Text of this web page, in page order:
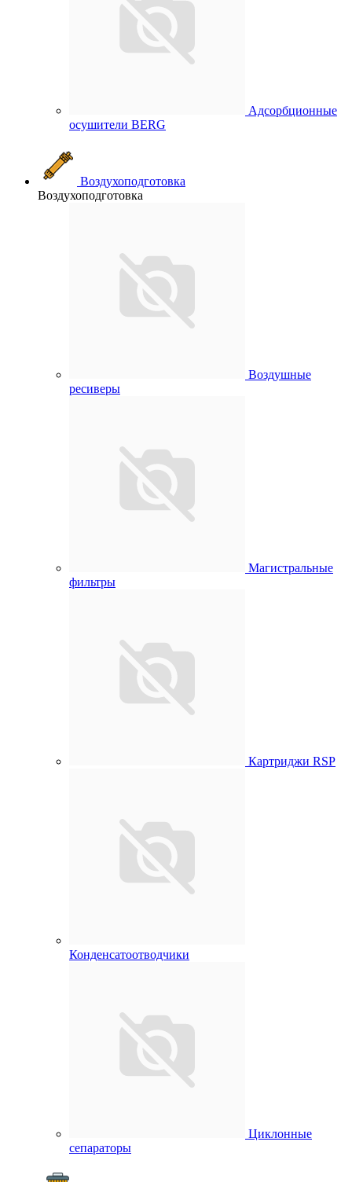
Адсорбционные
осушители BERG
Воздухоподготовка
Воздухоподготовка
Воздушные
ресиверы
Магистральные
фильтры
Картриджи RSP
Конденсатоотводчики
Циклонные
сепараторы